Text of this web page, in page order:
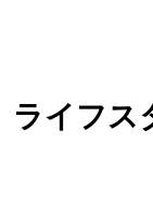
ライフス